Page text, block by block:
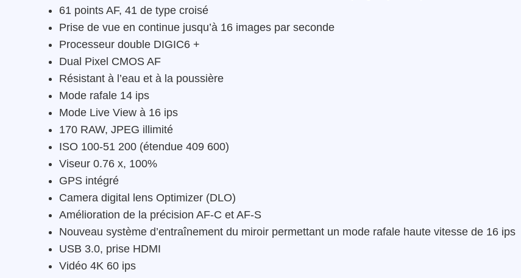
61 points AF, 41 de type croisé
Prise de vue en continue jusqu’à 16 images par seconde
Processeur double DIGIC6 +
Dual Pixel CMOS AF
Résistant à l’eau et à la poussière
Mode rafale 14 ips
Mode Live View à 16 ips
170 RAW, JPEG illimité
ISO 100-51 200 (étendue 409 600)
Viseur 0.76 x, 100%
GPS intégré
Camera digital lens Optimizer (DLO)
Amélioration de la précision AF-C et AF-S
Nouveau système d’entraînement du miroir permettant un mode rafale haute vitesse de 16 ips
USB 3.0, prise HDMI
Vidéo 4K 60 ips